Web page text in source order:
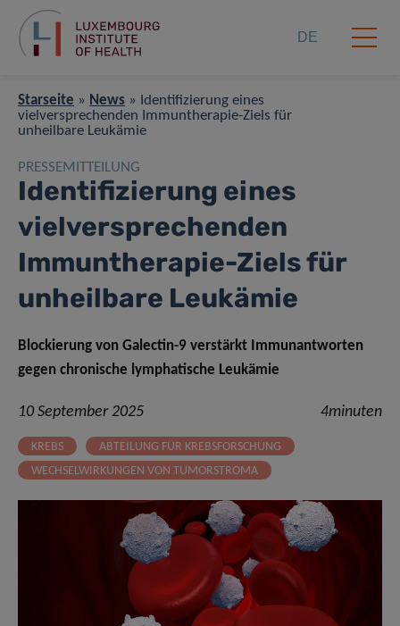
DE
Starseite » News » Identifizierung eines
vielversprechenden Immuntherapie-Ziels für
unheilbare Leukämie
PRESSEMITTEILUNG
Identifizierung eines
vielversprechenden
Immuntherapie-Ziels für
unheilbare Leukämie
Blockierung von Galectin-9 verstärkt Immunantworten
gegen chronische lymphatische Leukämie
10 September 2025 4minuten
KREBS
ABTEILUNG FÜR KREBSFORSCHUNG
WECHSELWIRKUNGEN VON TUMORSTROMA